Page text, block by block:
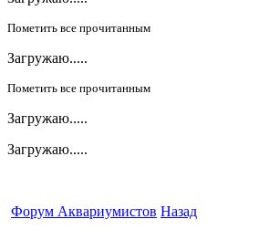
Пометить все прочитанным
Загружаю.....
Пометить все прочитанным
Загружаю.....
Загружаю.....
Форум Аквариумистов Назад